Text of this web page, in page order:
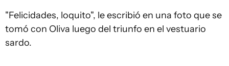
"Felicidades, loquito", le escribió en una foto que se
tomó con Oliva luego del triunfo en el vestuario
sardo.